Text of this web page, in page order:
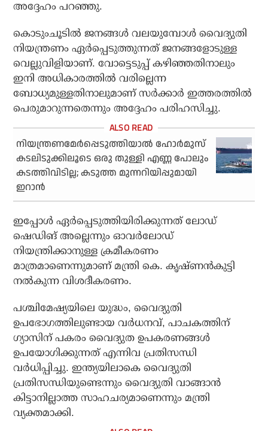
അദ്ദേഹം പറഞ്ഞു.
കൊടുംചൂടില്‍ ജനങ്ങള്‍ വലയുമ്പോള്‍ വൈദ്യുതി
നിയന്ത്രണം ഏര്‍പ്പെടുത്തുന്നത് ജനങ്ങളോടുള്ള
വെല്ലുവിളിയാണ്. വോട്ടെടുപ്പ് കഴിഞ്ഞതിനാലും
ഇനി അധികാരത്തില്‍ വരില്ലെന്ന
ബോധ്യമുള്ളതിനാലുമാണ് സര്‍ക്കാര്‍ ഇത്തരത്തില്‍
പെരുമാറുന്നതെന്നും അദ്ദേഹം പരിഹസിച്ചു.
നിയന്ത്രണമേര്‍പ്പെടുത്തിയാല്‍ ഹോര്‍മുസ്
കടലിടുക്കിലൂടെ ഒരു തുള്ളി എണ്ണ പോലും
കടത്തിവിടില്ല; കടുത്ത മുന്നറിയിപ്പുമായി
ഇറാന്‍
ഇപ്പോള്‍ ഏര്‍പ്പെടുത്തിയിരിക്കുന്നത് ലോഡ്
ഷെഡിങ് അല്ലെന്നും ഓവര്‍ലോഡ്
നിയന്ത്രിക്കാനുള്ള ക്രമീകരണം
മാത്രമാണെന്നുമാണ് മന്ത്രി കെ. കൃഷ്ണന്‍കുട്ടി
നല്‍കുന്ന വിശദീകരണം.
പശ്ചിമേഷ്യയിലെ യുദ്ധം, വൈദ്യുതി
ഉപഭോഗത്തിലുണ്ടായ വര്‍ധനവ്, പാചകത്തിന്
ഗ്യാസിന് പകരം വൈദ്യുത ഉപകരണങ്ങള്‍
ഉപയോഗിക്കുന്നത് എന്നിവ പ്രതിസന്ധി
വര്‍ധിപ്പിച്ചു. ഇന്ത്യയിലാകെ വൈദ്യുതി
പ്രതിസന്ധിയുണ്ടെന്നും വൈദ്യുതി വാങ്ങാന്‍
കിട്ടാനില്ലാത്ത സാഹചര്യമാണെന്നും മന്ത്രി
വ്യക്തമാക്കി.